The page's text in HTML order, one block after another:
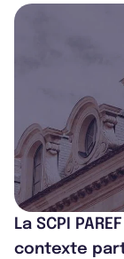
La SCPI
contexte